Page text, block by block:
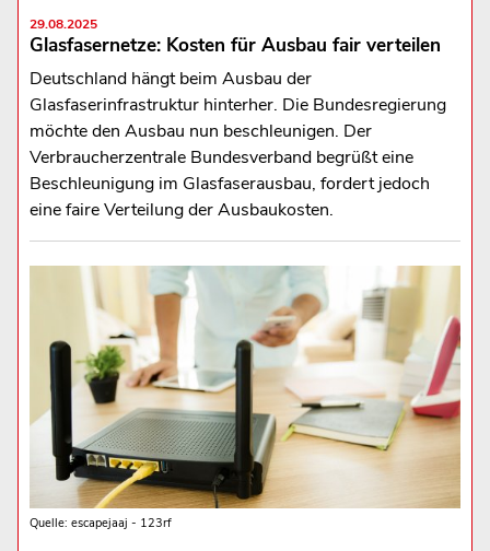
29.08.2025
Glasfasernetze: Kosten für Ausbau fair verteilen
Deutschland hängt beim Ausbau der
Glasfaserinfrastruktur hinterher. Die Bundesregierung
möchte den Ausbau nun beschleunigen. Der
Verbraucherzentrale Bundesverband begrüßt eine
Beschleunigung im Glasfaserausbau, fordert jedoch
eine faire Verteilung der Ausbaukosten.
Quelle: escapejaaj - 123rf